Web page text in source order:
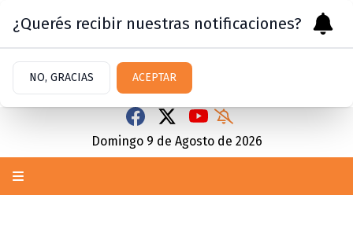
Domingo 9 de Agosto de 2026
¿Querés recibir nuestras notificaciones?
NO, GRACIAS ACEPTAR